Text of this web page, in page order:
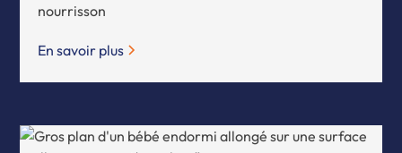
nourrisson
En savoir plus